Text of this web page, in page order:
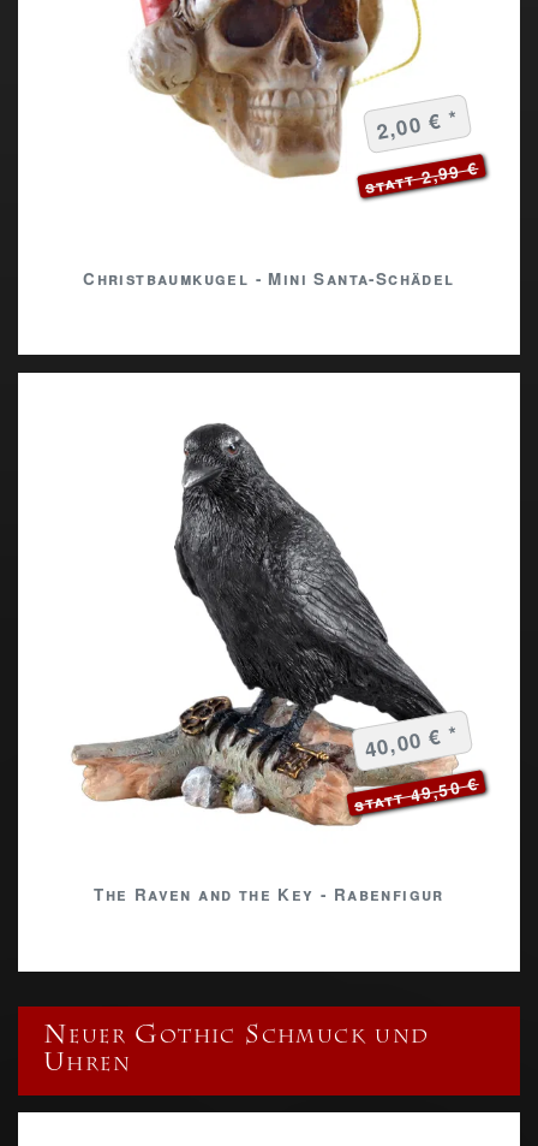
Christbaumkugel - Mini Santa-Schädel
statt 2,99 €
2,00 € *
The Raven and the Key - Rabenfigur
statt 49,50 €
40,00 € *
Neuer Gothic Schmuck und
Uhren